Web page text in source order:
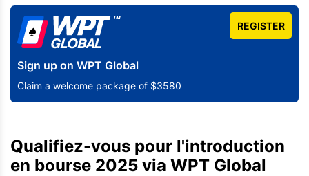
Sign up on WPT Global
Claim a welcome package of $3580
REGISTER
Qualifiez-vous pour l'introduction
en bourse 2025 via WPT Global